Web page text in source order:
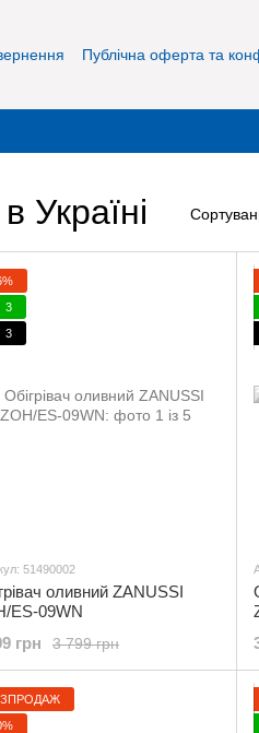
Публічна оферта та
Україні
3
3
51490002
оливний ZANUSSI
ES-09WN
3 799 грн
грн